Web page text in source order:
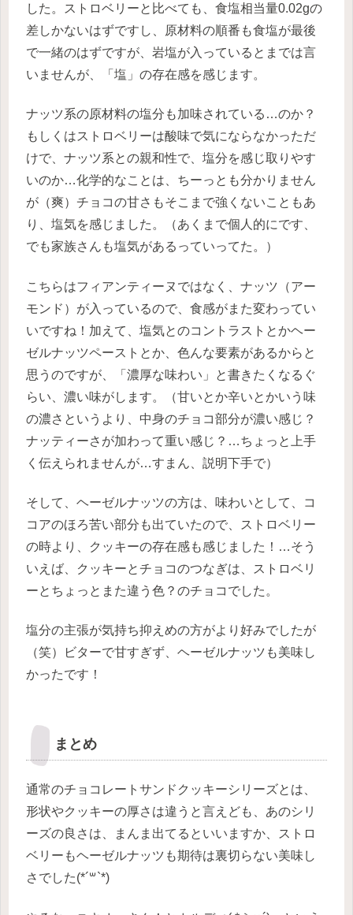
した。ストロベリーと比べても、食塩相当量0.02gの
差しかないはずですし、原材料の順番も食塩が最後
で一緒のはずですが、岩塩が入っているとまでは言
いませんが、「塩」の存在感を感じます。
ナッツ系の原材料の塩分も加味されている…のか？
もしくはストロベリーは酸味で気にならなかっただ
けで、ナッツ系との親和性で、塩分を感じ取りやす
いのか…化学的なことは、ちーっとも分かりません
が（爽）チョコの甘さもそこまで強くないこともあ
り、塩気を感じました。（あくまで個人的にです、
でも家族さんも塩気があるっていってた。）
こちらはフィアンティーヌではなく、ナッツ（アー
モンド）が入っているので、食感がまた変わってい
いですね！加えて、塩気とのコントラストとかヘー
ゼルナッツペーストとか、色んな要素があるからと
思うのですが、「濃厚な味わい」と書きたくなるぐ
らい、濃い味がします。（甘いとか辛いとかいう味
の濃さというより、中身のチョコ部分が濃い感じ？
ナッティーさが加わって重い感じ？…ちょっと上手
く伝えられませんが…すまん、説明下手で）
そして、ヘーゼルナッツの方は、味わいとして、コ
コアのほろ苦い部分も出ていたので、ストロベリー
の時より、クッキーの存在感も感じました！…そう
いえば、クッキーとチョコのつなぎは、ストロベリ
ーとちょっとまた違う色？のチョコでした。
塩分の主張が気持ち抑えめの方がより好みでしたが
（笑）ビターで甘すぎず、ヘーゼルナッツも美味し
かったです！
まとめ
通常のチョコレートサンドクッキーシリーズとは、
形状やクッキーの厚さは違うと言えども、あのシリ
ーズの良さは、まんま出てるといいますか、ストロ
ベリーもヘーゼルナッツも期待は裏切らない美味し
さでした(*´꒳`*)